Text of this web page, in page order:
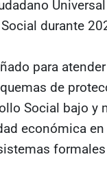
durante
para
de
Social bajo y
económica